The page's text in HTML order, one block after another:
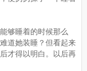
够睡着的时候那么
道她装睡？但看起来
才得以明白。以后再